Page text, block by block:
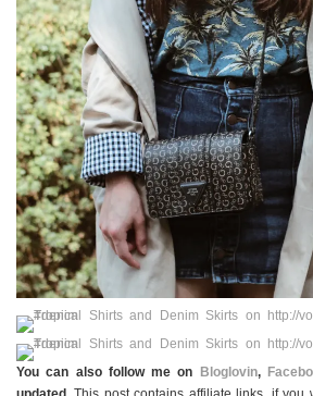
You can also follow me on Bloglovin,